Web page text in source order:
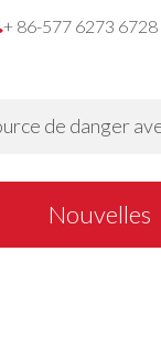
+ 86-577 6273 6728
de danger
Nouvelles